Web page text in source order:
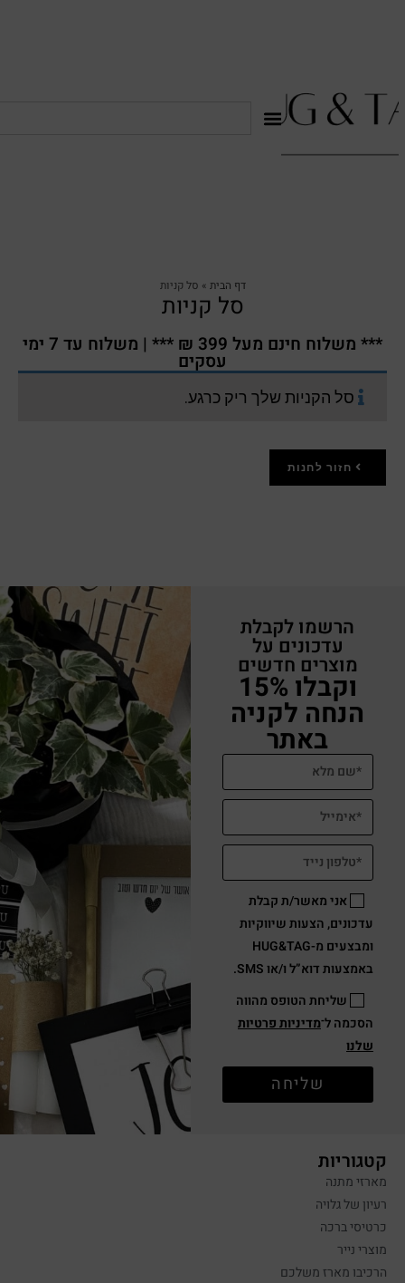
דף הבית » סל קניות
סל קניות
*** משלוח חינם מעל 399 ₪ *** | משלוח עד 7 ימי
עסקים
סל הקניות שלך ריק כרגע.
חזור לחנות
הרשמו לקבלת
עדכונים על
מוצרים חדשים
וקבלו 15%
הנחה לקניה
באתר
אני מאשר/ת קבלת
עדכונים, הצעות שיווקיות
ומבצעים מ-HUG&TAG
באמצעות דוא”ל ו/או SMS.
שליחת הטופס מהווה
הסכמה ל־מדיניות פרטיות
שלנו
שליחה
קטגוריות
מארזי מתנה
רעיון של גלויה
כרטיסי ברכה
מוצרי נייר
הרכיבו מארז משלכם